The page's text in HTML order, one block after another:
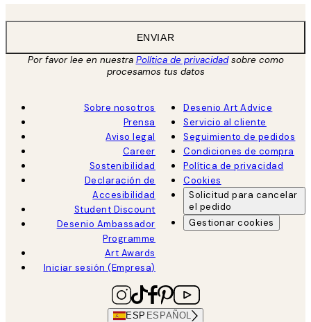
ENVIAR
Por favor lee en nuestra Política de privacidadsobre como
procesamos tus datos
Sobre nosotros
Prensa
Aviso legal
Career
Sostenibilidad
Declaración de
Accesibilidad
Student Discount
Desenio Ambassador
Programme
Art Awards
Iniciar sesión (Empresa)
Desenio Art Advice
Servicio al cliente
Seguimiento de pedidos
Condiciones de compra
Política de privacidad
Cookies
Solicitud para cancelar
el pedido
Gestionar cookies
ESP ESPAÑOL